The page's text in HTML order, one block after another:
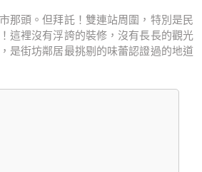
那頭。但拜託！雙連站周圍，特別是民
這裡沒有浮誇的裝修，沒有長長的觀光
是街坊鄰居最挑剔的味蕾認證過的地道